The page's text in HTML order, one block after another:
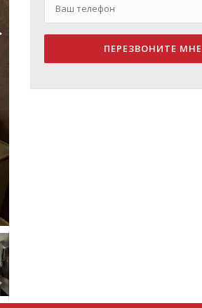
ПЕРЕЗВОНИТЕ МНЕ